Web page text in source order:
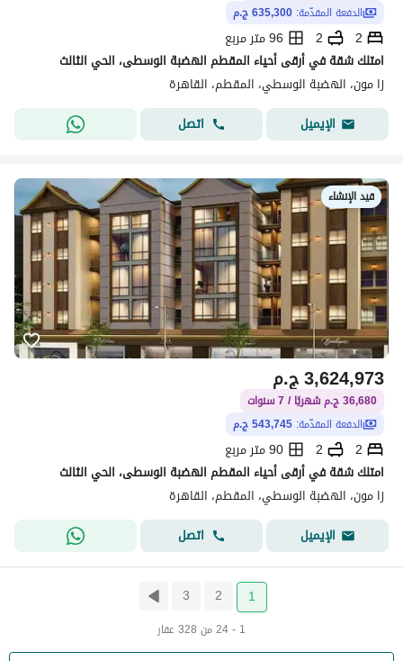
الدفعة المقدّمة: 635,300 ج.م
2
2
96 متر مربع
امتلك شقة في أرقى أحياء المقطم الهضبة الوسطى، الحي الثالث
زا مون، الهضبة الوسطي، المقطم، القاهرة
الإيميل
اتصل
قيد الإنشاء
ج.م3,624,973
36,680 ج.م شهريًا / 7 سنوات
الدفعة المقدّمة: 543,745 ج.م
2
2
90 متر مربع
امتلك شقة في أرقى أحياء المقطم الهضبة الوسطى، الحي الثالث
زا مون، الهضبة الوسطي، المقطم، القاهرة
الإيميل
اتصل
1
2
3
1 - 24 من 328 عقار